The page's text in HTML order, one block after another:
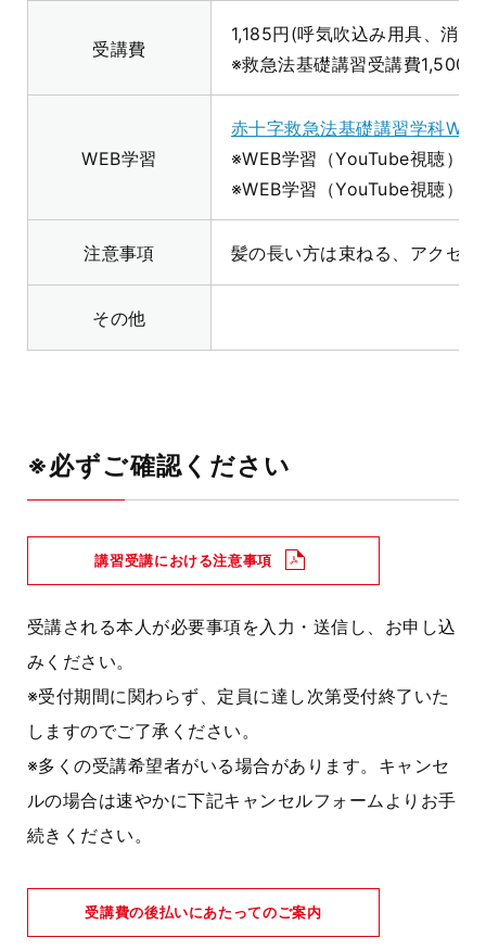
受講費
1,185円(呼気吹込み用具、消
※救急法基礎講習受講費1,500
WEB学習
赤十字救急法基礎講習学科WEB
※WEB学習（YouTube視聴）
※WEB学習（YouTube視聴）
注意事項 髪の長い方は束ねる、アクセ
その他
※必ずご確認ください
講習受講における注意事項
受講される本人が必要事項を入力・送信し、お申し込
みください。
※受付期間に関わらず、定員に達し次第受付終了いた
しますのでご了承ください。
※多くの受講希望者がいる場合があります。キャンセ
ルの場合は速やかに下記キャンセルフォームよりお手
続きください。
受講費の後払いにあたってのご案内